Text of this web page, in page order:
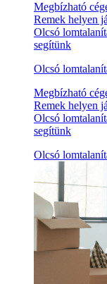
Megbízható
Remek helyen
Olcsó
segítünk
Olcsó
Megbízható
Remek helyen
Olcsó
segítünk
Olcsó